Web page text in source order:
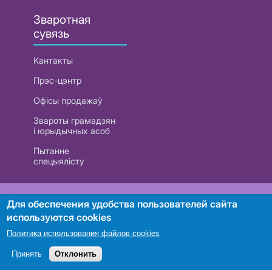
Зваротная
сувязь
Кантакты
Прэс-цэнтр
Офісы продажаў
Звароты грамадзян
і юрыдычных асоб
Пытанне
спецыялісту
РУП «Белтэлекам». УНП 101007741
Пошук
Для обеспечения удобства пользователей сайта
используются cookies
Политика использования файлов cookies
Принять Отклонить